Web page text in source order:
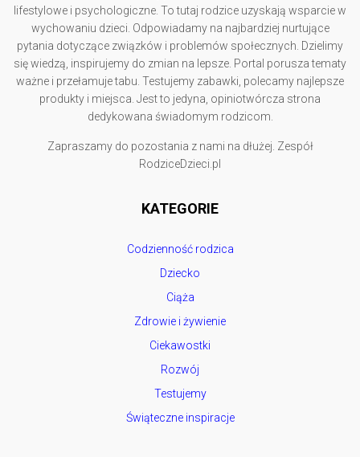
lifestylowe i psychologiczne. To tutaj rodzice uzyskają wsparcie w
wychowaniu dzieci. Odpowiadamy na najbardziej nurtujące
pytania dotyczące związków i problemów społecznych. Dzielimy
się wiedzą, inspirujemy do zmian na lepsze. Portal porusza tematy
ważne i przełamuje tabu. Testujemy zabawki, polecamy najlepsze
produkty i miejsca. Jest to jedyna, opiniotwórcza strona
dedykowana świadomym rodzicom.
Zapraszamy do pozostania z nami na dłużej. Zespół
RodziceDzieci.pl
KATEGORIE
Codzienność rodzica
Dziecko
Ciąża
Zdrowie i żywienie
Ciekawostki
Rozwój
Testujemy
Świąteczne inspiracje